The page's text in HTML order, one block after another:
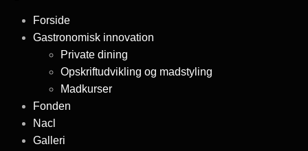
Forside
Gastronomisk innovation
Private dining
Opskriftudvikling og madstyling
Madkurser
Fonden
Nacl
Galleri